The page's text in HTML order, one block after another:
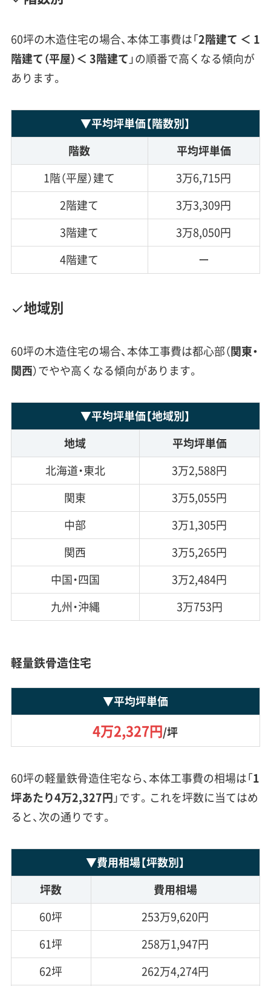
60坪の木造住宅の場合、本体工事費は「2階建て ＜ 1
階建て（平屋）＜ 3階建て 」の順番で高くなる傾向が
あります。
▼平均坪単価【階数別】
階数
平均坪単価
1階（平屋）建て
3万6,715円
2階建て
3万3,309円
3階建て
3万8,050円
4階建て
ー
地域別
60坪の木造住宅の場合、本体工事費は都心部（関東・
関西）でやや高くなる傾向があります。
▼平均坪単価【地域別】
地域
平均坪単価
北海道・東北
3万2,588円
関東
3万5,055円
中部
3万1,305円
関西
3万5,265円
中国・四国
3万2,484円
九州・沖縄
3万753円
軽量鉄骨造住宅
▼平均坪単価
4万2,327円/坪
60坪の軽量鉄骨造住宅なら、本体工事費の相場は「1
坪あたり4万2,327円」です。これを坪数に当てはめ
ると、次の通りです。
▼費用相場【坪数別】
坪数
費用相場
60坪
253万9,620円
61坪
258万1,947円
62坪
262万4,274円